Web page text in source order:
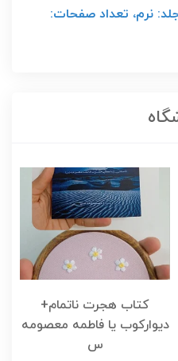
نرم، تعداد صفحات:
کتاب هجرت ناتمام+
دیوارکوب یا فاطمه معصومه
س